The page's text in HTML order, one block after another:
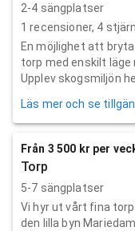
2-4 sängplatser
1 recensioner, 4
En möjlighet att
torp med enskilt
Upplev skogsmiljön
Läs mer och se
Från 3 500 kr per
Torp
5-7 sängplatser
Vi hyr ut vårt fina
den lilla byn